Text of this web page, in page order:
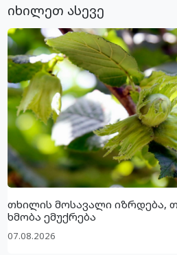
იხილეთ ასევე
თხილის მოსავალი იზრდება,
ხმობა ემუქრება
07.08.2026